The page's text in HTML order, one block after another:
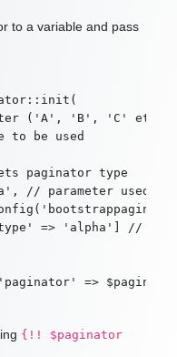
to a variable and pass
('A', 'B', 'C' etc.
to be used
paginator type
// parameter used by
=> 'alpha'] //
{!! $paginator